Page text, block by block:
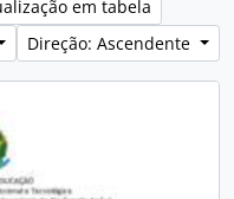
em tabela
Direção: Ascendente